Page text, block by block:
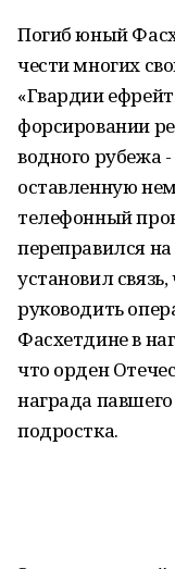
Погиб юный
чести многих
«Гвардии
форсировании
водного рубежа -
оставленную
телефонный
переправился
установил
руководить
Фасхетдине в
что орден
награда
подростка.